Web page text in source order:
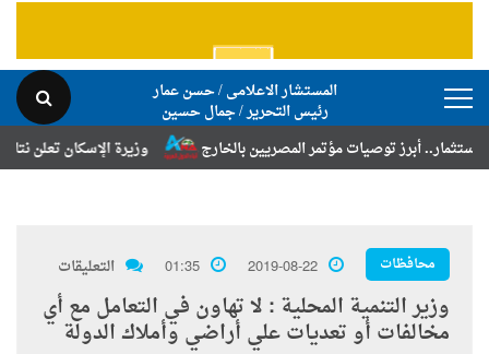
المستشار الاعلامى / حسن عمار
رئيس التحرير / جمال حسين
وزيرة الإسكان تعلن نتائج قرعة
مؤتمر المصريين بالخارج
محافظات 2019-08-22
01:35 التعليقات
وزير التنمية المحلية : لا تهاون في التعامل مع أي
مخالفات أو تعديات علي أراضي وأملاك الدولة